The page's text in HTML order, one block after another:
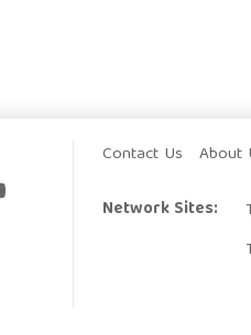
Contact Us About
Network Sites: